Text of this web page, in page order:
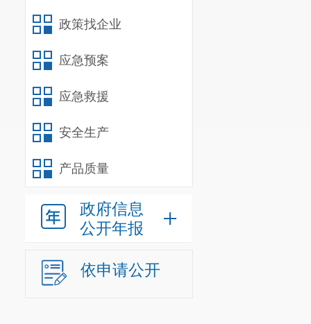
政策找企业
应急预案
应急救援
安全生产
产品质量
政府信息
公开年报
依申请公开